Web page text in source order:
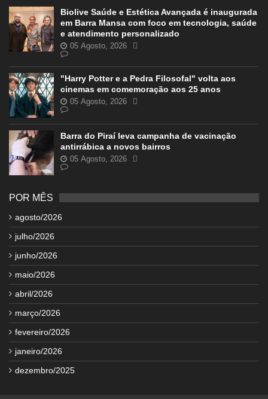
Biolive Saúde e Estética Avançada é inaugurada
em Barra Mansa com foco em tecnologia, saúde
e atendimento personalizado
05 Agosto, 2026
"Harry Potter e a Pedra Filosofal" volta aos
cinemas em comemoração aos 25 anos
05 Agosto, 2026
Barra do Piraí leva campanha de vacinação
antirrábica a novos bairros
05 Agosto, 2026
POR MÊS
agosto/2026
julho/2026
junho/2026
maio/2026
abril/2026
março/2026
fevereiro/2026
janeiro/2026
dezembro/2025